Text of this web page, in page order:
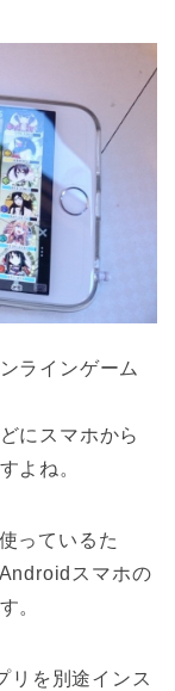
ラインゲーム
にスマホから
よね。
っているた
スマホの
。
リを別途インス